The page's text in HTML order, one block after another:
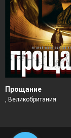
Прощание
, Великобритания